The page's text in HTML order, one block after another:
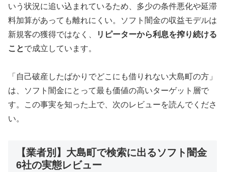
いう状況に追い込まれているため、多少の条件悪化や延滞
料加算があっても離れにくい。ソフト闇金の収益モデルは
新規客の獲得ではなく、
リピーターから利息を搾り続ける
ことで成立しています。
「自己破産したばかりでどこにも借りれない大島町の方」
は、ソフト闇金にとって最も価値の高いターゲット層で
す。この事実を知った上で、次のレビューを読んでくださ
い。
【業者別】大島町で検索に出るソフト闇金
6社の実態レビュー